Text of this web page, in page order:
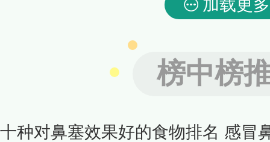
加载更多
榜中榜
十种对鼻塞效果好的食物排名 感冒